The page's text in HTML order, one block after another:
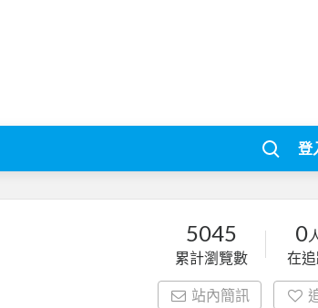
登
5045
累計瀏覽數
0
在
站內簡訊